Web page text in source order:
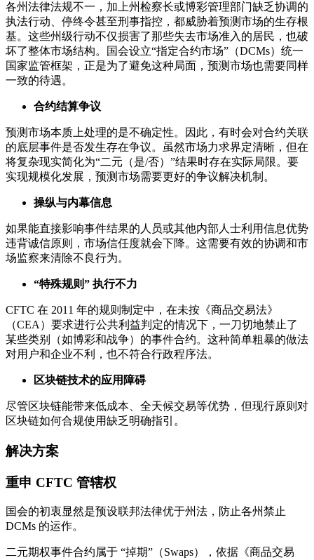
各州法律法规不一，加上州检察长或博彩管理部门缺乏协调的
执法行动、停终令甚至刑事指控，都威胁着预测市场的生存根
基。这些州级行动不仅损害了那些失去市场准入的居民，也破
坏了整体市场结构。国会设立“指定合约市场”（DCMs）统一
国家监管框架，正是为了避免这种局面，预测市场也需要同样
一致的待遇。
合约结算争议
预测市场本质上处理的是不确定性。因此，有时会对合约关联
的底层事件是否发生存在争议。虽然市场力求界定清晰，但在
将复杂现实简化为“二元（是/否）”结果时存在实际局限。要
实现规模化发展，预测市场需要更好的争议解决机制。
操纵与内幕信息
如果能直接影响事件结果的人员或其他内部人士利用信息优势
违背诚信原则，市场信任度就会下降。这需要有效的协调和市
场监察来清除不良行为。
“特殊规则” 执行不力
CFTC 在 2011 年的规则制定中，在未按《商品交易法》
（CEA）要求进行公共利益判定的情况下，一刀切地禁止了
某些类别（如博彩和战争）的事件合约。这种简单粗暴的做法
对用户和企业不利，也不符合行政程序法。
区块链技术的应用障碍
尽管区块链能带来低成本、全天候交易等优势，但现行原则对
区块链如何合规使用缺乏明确指引。
解决方案
重申 CFTC 管辖权
国会的初衷显然是预设联邦法律优于州法，防止各州禁止
DCMs 的运作。
二元期权事件合约属于 “掉期”（Swaps），依据《商品交易